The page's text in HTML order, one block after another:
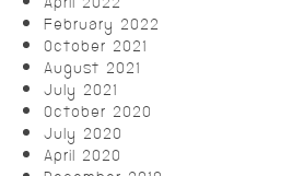
February 2022
October 2021
August 2021
July 2021
October 2020
July 2020
April 2020